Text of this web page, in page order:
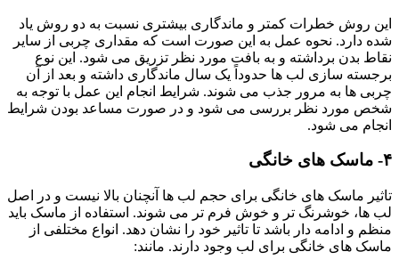
این روش خطرات کمتر و ماندگاری بیشتری نسبت به دو روش یاد
شده دارد. نحوه عمل به این صورت است که مقداری چربی از سایر
نقاط بدن برداشته و به بافت مورد نظر تزریق می شود. این نوع
برجسته سازی لب ها حدوداً یک سال ماندگاری داشته و بعد از آن
چربی ها به مرور جذب می شوند. شرایط انجام این عمل با توجه به
شخص مورد نظر بررسی می شود و در صورت مساعد بودن شرایط
انجام می شود.
۴- ماسک های خانگی
تاثیر ماسک های خانگی برای حجم لب ها آنچنان بالا نیست و در اصل
لب ها، خوشرنگ تر و خوش فرم تر می شوند. استفاده از ماسک باید
منظم و ادامه دار باشد تا تاثیر خود را نشان دهد. انواع مختلفی از
ماسک های خانگی برای لب وجود دارند. مانند: